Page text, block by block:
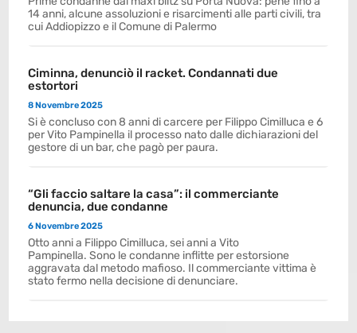
14 anni, alcune assoluzioni e risarcimenti alle parti civili, tra
cui Addiopizzo e il Comune di Palermo
Ciminna, denunciò il racket. Condannati due
estortori
8 Novembre 2025
Si è concluso con 8 anni di carcere per Filippo Cimilluca e 6
per Vito Pampinella il processo nato dalle dichiarazioni del
gestore di un bar, che pagò per paura.
“Gli faccio saltare la casa”: il commerciante
denuncia, due condanne
6 Novembre 2025
Otto anni a Filippo Cimilluca, sei anni a Vito
Pampinella. Sono le condanne inflitte per estorsione
aggravata dal metodo mafioso. Il commerciante vittima è
stato fermo nella decisione di denunciare.